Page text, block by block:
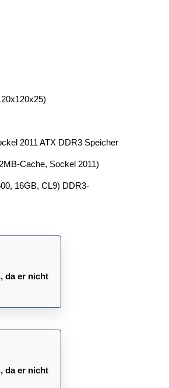
2011 ATX DDR3 Speicher
Cache, Sockel 2011)
16GB, CL9) DDR3-
da er nicht
da er nicht